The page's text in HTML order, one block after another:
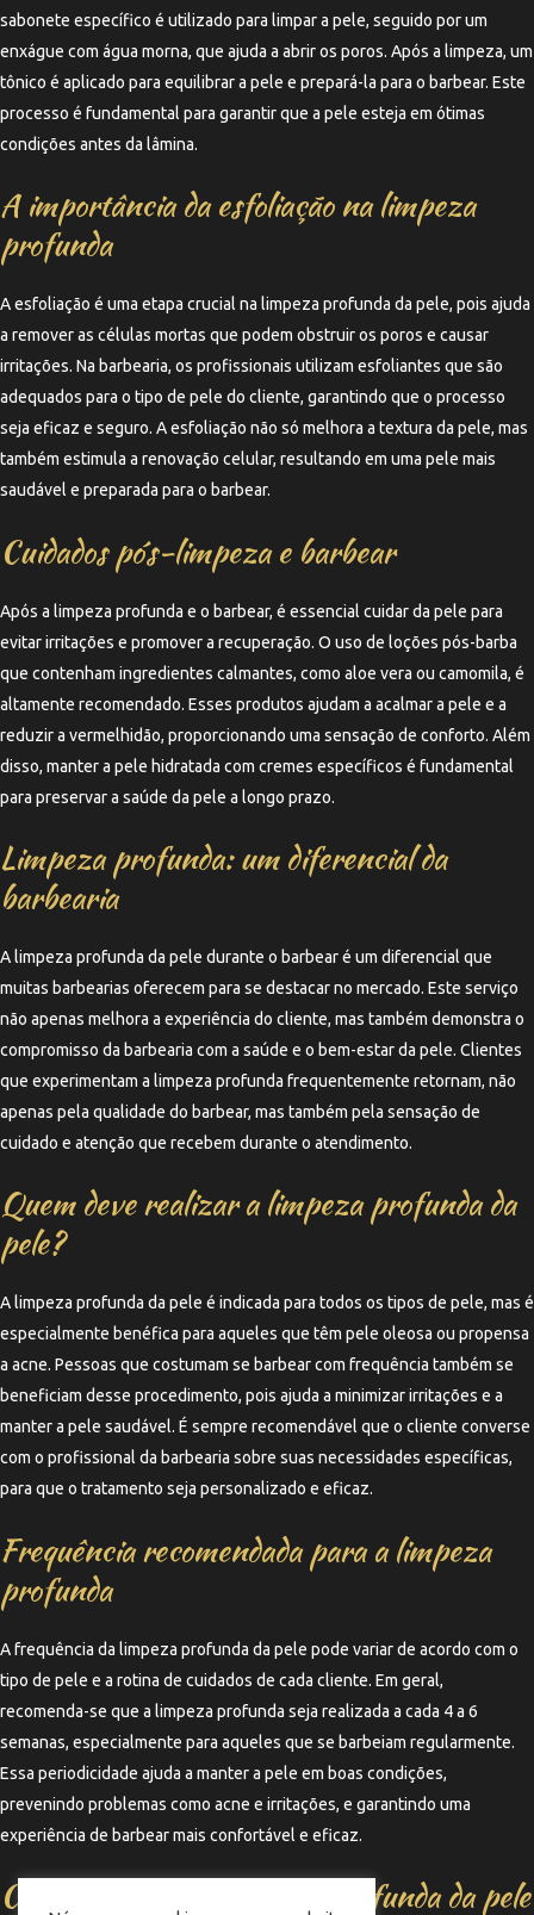
sabonete específico é utilizado para limpar a pele, seguido por um
enxágue com água morna, que ajuda a abrir os poros. Após a limpeza, um
tônico é aplicado para equilibrar a pele e prepará-la para o barbear. Este
processo é fundamental para garantir que a pele esteja em ótimas
condições antes da lâmina.
A importância da esfoliação na limpeza
profunda
A esfoliação é uma etapa crucial na limpeza profunda da pele, pois ajuda
a remover as células mortas que podem obstruir os poros e causar
irritações. Na barbearia, os profissionais utilizam esfoliantes que são
adequados para o tipo de pele do cliente, garantindo que o processo
seja eficaz e seguro. A esfoliação não só melhora a textura da pele, mas
também estimula a renovação celular, resultando em uma pele mais
saudável e preparada para o barbear.
Cuidados pós-limpeza e barbear
Após a limpeza profunda e o barbear, é essencial cuidar da pele para
evitar irritações e promover a recuperação. O uso de loções pós-barba
que contenham ingredientes calmantes, como aloe vera ou camomila, é
altamente recomendado. Esses produtos ajudam a acalmar a pele e a
reduzir a vermelhidão, proporcionando uma sensação de conforto. Além
disso, manter a pele hidratada com cremes específicos é fundamental
para preservar a saúde da pele a longo prazo.
Limpeza profunda: um diferencial da
barbearia
A limpeza profunda da pele durante o barbear é um diferencial que
muitas barbearias oferecem para se destacar no mercado. Este serviço
não apenas melhora a experiência do cliente, mas também demonstra o
compromisso da barbearia com a saúde e o bem-estar da pele. Clientes
que experimentam a limpeza profunda frequentemente retornam, não
apenas pela qualidade do barbear, mas também pela sensação de
cuidado e atenção que recebem durante o atendimento.
Quem deve realizar a limpeza profunda da
pele?
A limpeza profunda da pele é indicada para todos os tipos de pele, mas é
especialmente benéfica para aqueles que têm pele oleosa ou propensa
a acne. Pessoas que costumam se barbear com frequência também se
beneficiam desse procedimento, pois ajuda a minimizar irritações e a
manter a pele saudável. É sempre recomendável que o cliente converse
com o profissional da barbearia sobre suas necessidades específicas,
para que o tratamento seja personalizado e eficaz.
Frequência recomendada para a limpeza
profunda
A frequência da limpeza profunda da pele pode variar de acordo com o
tipo de pele e a rotina de cuidados de cada cliente. Em geral,
recomenda-se que a limpeza profunda seja realizada a cada 4 a 6
semanas, especialmente para aqueles que se barbeiam regularmente.
Essa periodicidade ajuda a manter a pele em boas condições,
prevenindo problemas como acne e irritações, e garantindo uma
experiência de barbear mais confortável e eficaz.
Conclusão sobre a limpeza profunda da pele